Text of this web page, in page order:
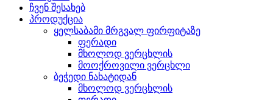
ჩვენ შესახებ
პროდუქცია
ყელსაბამი მრგვალ ფირფიტაზე
ფერადი
მხოლოდ ვერცხლის
მოოქროვილი ვერცხლი
ბეჭედი ნახატიდან
მხოლოდ ვერცხლის